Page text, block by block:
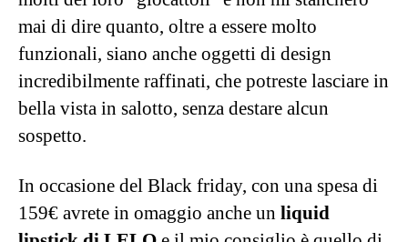
In occasione del Black friday, con una spesa di
159€ avrete in omaggio anche un liquid
lipstick di LELOe il mio consiglio è quello di
approfittarne per fare più di un regalo, oppure
di organizzarvi tra amiche per un ordine in
comune (e il regalo magari farlo a voi stesse). Sì
ma cosa scegliere tra il grande catalogo di
LELO?